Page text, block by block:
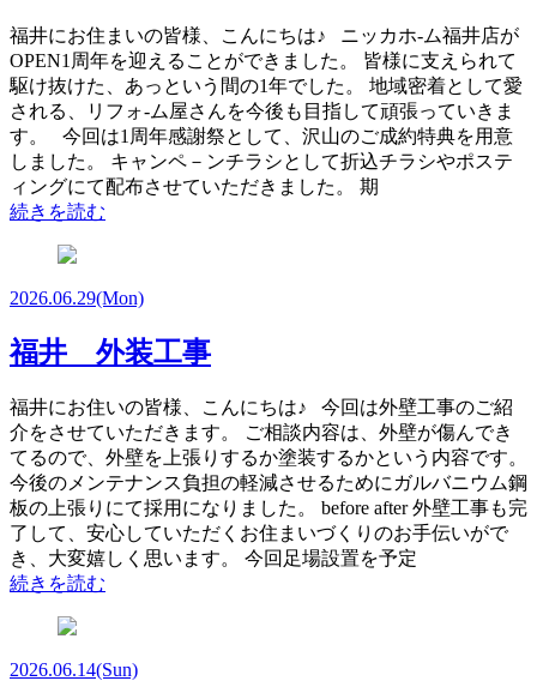
福井にお住まいの皆様、こんにちは♪ ニッカホ-ム福井店が
OPEN1周年を迎えることができました。 皆様に支えられて
駆け抜けた、あっという間の1年でした。 地域密着として愛
される、リフォ-ム屋さんを今後も目指して頑張っていきま
す。 今回は1周年感謝祭として、沢山のご成約特典を用意
しました。 キャンペ－ンチラシとして折込チラシやポステ
ィングにて配布させていただきました。 期
続きを読む
2026.06.29(Mon)
福井 外装工事
福井にお住いの皆様、こんにちは♪ 今回は外壁工事のご紹
介をさせていただきます。 ご相談内容は、外壁が傷んでき
てるので、外壁を上張りするか塗装するかという内容です。
今後のメンテナンス負担の軽減させるためにガルバニウム鋼
板の上張りにて採用になりました。 before after 外壁工事も完
了して、安心していただくお住まいづくりのお手伝いがで
き、大変嬉しく思います。 今回足場設置を予定
続きを読む
2026.06.14(Sun)